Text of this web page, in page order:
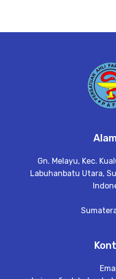
Gn. Melayu, Kec.
Labuhanbatu Utara,